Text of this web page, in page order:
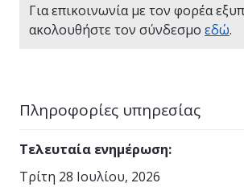
Για επικοινωνία με τον φορέα
ακολουθήστε τον σύνδεσμο εδώ.
Πληροφορίες υπηρεσίας
Τελευταία ενημέρωση:
Τρίτη 28 Ιουλίου, 2026